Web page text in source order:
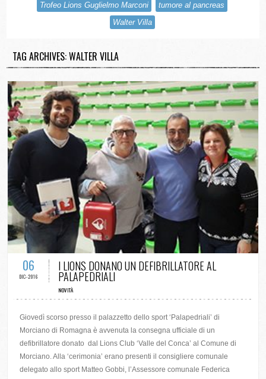
Trofeo Lions Guglielmo Marconi
tumore al pancreas
Walter Villa
TAG ARCHIVES: WALTER VILLA
0 COMMENTS / 0 VOTES
06
DIC-2016
I LIONS DONANO UN DEFIBRILLATORE AL
PALAPEDRIALI
NOVITÀ
Giovedì scorso presso il palazzetto dello sport ‘Palapedriali’ di
Morciano di Romagna è avvenuta la consegna ufficiale di un
defibrillatore donato dal Lions Club ‘Valle del Conca’ al Comune di
Morciano. Alla ‘cerimonia’ erano presenti il consigliere comunale
delegato allo sport Matteo Gobbi, l’Assessore comunale Federica